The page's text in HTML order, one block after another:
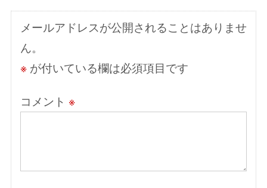
シ
ョ
ン
メールアドレスが公開されることはありませ
ん。
※が付いている欄は必須項目です
コメント ※